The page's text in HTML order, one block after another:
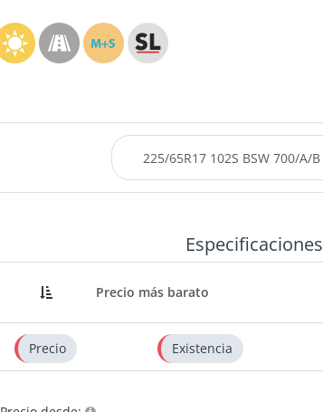
Especificaciones
Precio Existencia